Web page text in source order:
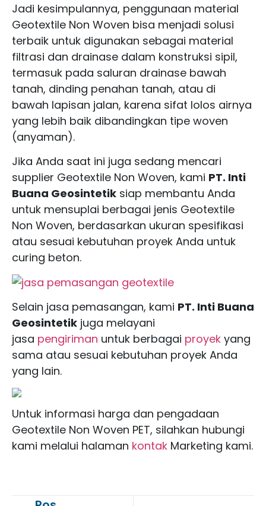
Jadi kesimpulannya, penggunaan material
Geotextile Non Woven bisa menjadi solusi
terbaik untuk digunakan sebagai material
filtrasi dan drainase dalam konstruksi sipil,
termasuk pada saluran drainase bawah
tanah, dinding penahan tanah, atau di
bawah lapisan jalan, karena sifat lolos airnya
yang lebih baik dibandingkan tipe woven
(anyaman).
Jika Anda saat ini juga sedang mencari
supplier Geotextile Non Woven, kami PT. Inti
Buana Geosintetik siap membantu Anda
untuk mensuplai berbagai jenis Geotextile
Non Woven, berdasarkan ukuran spesifikasi
atau sesuai kebutuhan proyek Anda untuk
curing beton.
Selain jasa pemasangan, kami PT. Inti Buana
Geosintetik juga melayani
jasa pengiriman untuk berbagai proyek yang
sama atau sesuai kebutuhan proyek Anda
yang lain.
Untuk informasi harga dan pengadaan
Geotextile Non Woven PET, silahkan hubungi
kami melalui halaman kontak Marketing kami.